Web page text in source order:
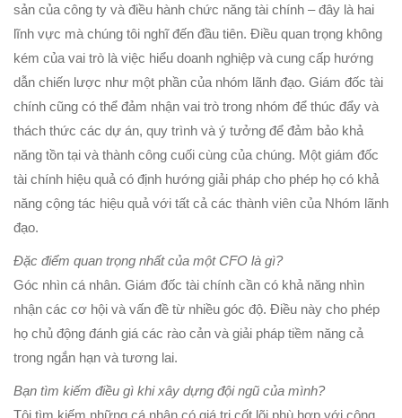
sản của công ty và điều hành chức năng tài chính – đây là hai
lĩnh vực mà chúng tôi nghĩ đến đầu tiên. Điều quan trọng không
kém của vai trò là việc hiểu doanh nghiệp và cung cấp hướng
dẫn chiến lược như một phần của nhóm lãnh đạo. Giám đốc tài
chính cũng có thể đảm nhận vai trò trong nhóm để thúc đẩy và
thách thức các dự án, quy trình và ý tưởng để đảm bảo khả
năng tồn tại và thành công cuối cùng của chúng. Một giám đốc
tài chính hiệu quả có định hướng giải pháp cho phép họ có khả
năng cộng tác hiệu quả với tất cả các thành viên của Nhóm lãnh
đạo.
Đặc điểm quan trọng nhất của một CFO là gì?
Góc nhìn cá nhân. Giám đốc tài chính cần có khả năng nhìn
nhận các cơ hội và vấn đề từ nhiều góc độ. Điều này cho phép
họ chủ động đánh giá các rào cản và giải pháp tiềm năng cả
trong ngắn hạn và tương lai.
Bạn tìm kiếm điều gì khi xây dựng đội ngũ của mình?
Tôi tìm kiếm những cá nhân có giá trị cốt lõi phù hợp với công